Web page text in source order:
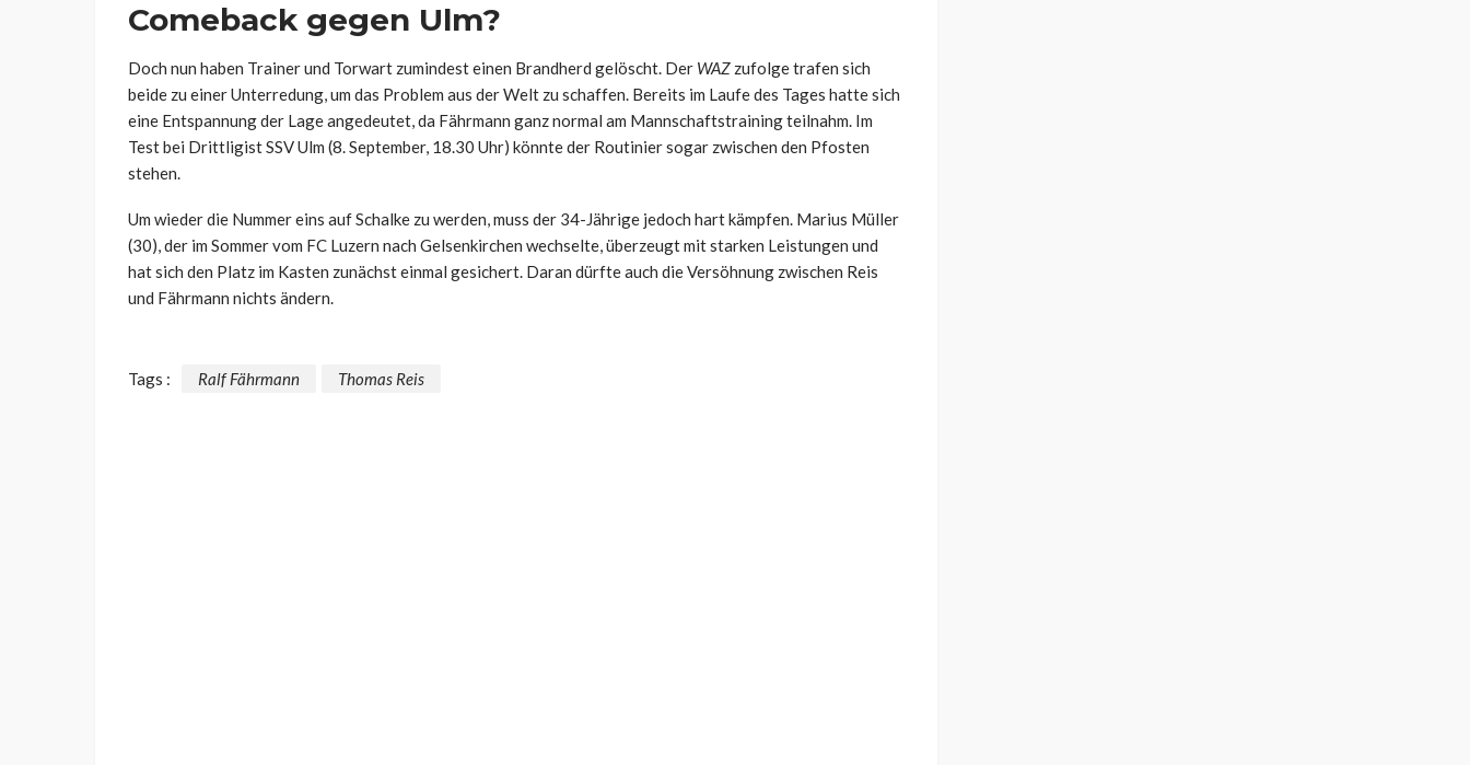
Comeback gegen Ulm?
Doch nun haben Trainer und Torwart zumindest einen Brandherd gelöscht. Der WAZ zufolge trafen sich
beide zu einer Unterredung, um das Problem aus der Welt zu schaffen. Bereits im Laufe des Tages hatte sich
eine Entspannung der Lage angedeutet, da Fährmann ganz normal am Mannschaftstraining teilnahm. Im
Test bei Drittligist SSV Ulm (8. September, 18.30 Uhr) könnte der Routinier sogar zwischen den Pfosten
stehen.
Um wieder die Nummer eins auf Schalke zu werden, muss der 34-Jährige jedoch hart kämpfen. Marius Müller
(30), der im Sommer vom FC Luzern nach Gelsenkirchen wechselte, überzeugt mit starken Leistungen und
hat sich den Platz im Kasten zunächst einmal gesichert. Daran dürfte auch die Versöhnung zwischen Reis
und Fährmann nichts ändern.
Tags : Ralf Fährmann Thomas Reis